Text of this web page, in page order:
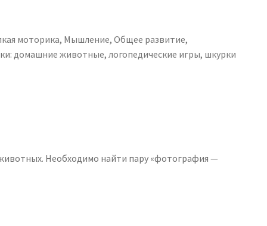
моторика, Мышление, Общее развитие,
домашние животные, логопедические игры, шкурки
Необходимо найти пару «фотография —